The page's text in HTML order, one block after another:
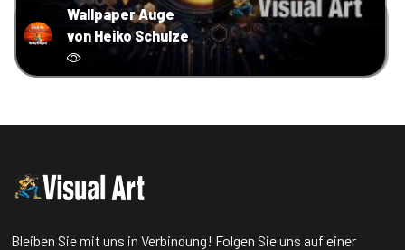
Wallpaper Auge
von Heiko Schulze
Bleiben Sie mit uns in Verbindung! Folgen Sie uns auf einer